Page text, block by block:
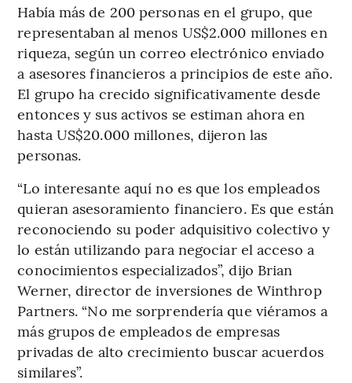
Había más de 200 personas en el grupo, que
representaban al menos US$2.000 millones en
riqueza, según un correo electrónico enviado
a asesores financieros a principios de este año.
El grupo ha crecido significativamente desde
entonces y sus activos se estiman ahora en
hasta US$20.000 millones, dijeron las
personas.
“Lo interesante aquí no es que los empleados
quieran asesoramiento financiero. Es que están
reconociendo su poder adquisitivo colectivo y
lo están utilizando para negociar el acceso a
conocimientos especializados”, dijo Brian
Werner, director de inversiones de Winthrop
Partners. “No me sorprendería que viéramos a
más grupos de empleados de empresas
privadas de alto crecimiento buscar acuerdos
similares”.